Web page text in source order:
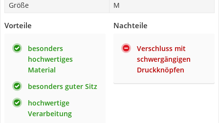
Größe
M
Vorteile
besonders
hochwertiges
Material
besonders guter Sitz
hochwertige
Verarbeitung
Nachteile
Verschluss mit
schwergängigen
Druckknöpfen